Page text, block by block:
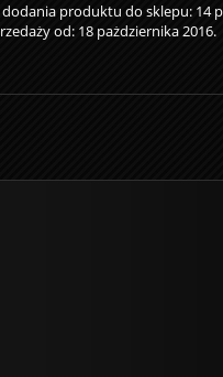
dodania produktu do sklepu: 14
od: 18 pażdziernika 2016.